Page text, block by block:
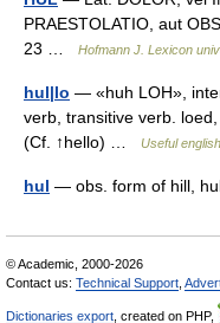
PRAESTOLATIO, aut
23 …
Hofmann J. Lexicon
hul|lo — «huh LOH»,
verb, transitive verb.
(Cf. ↑hello) …
Useful
hul — obs. form of hill,
© Academic, 2000-2026
Contact us: Technical Support
Dictionaries export , created on PHP,